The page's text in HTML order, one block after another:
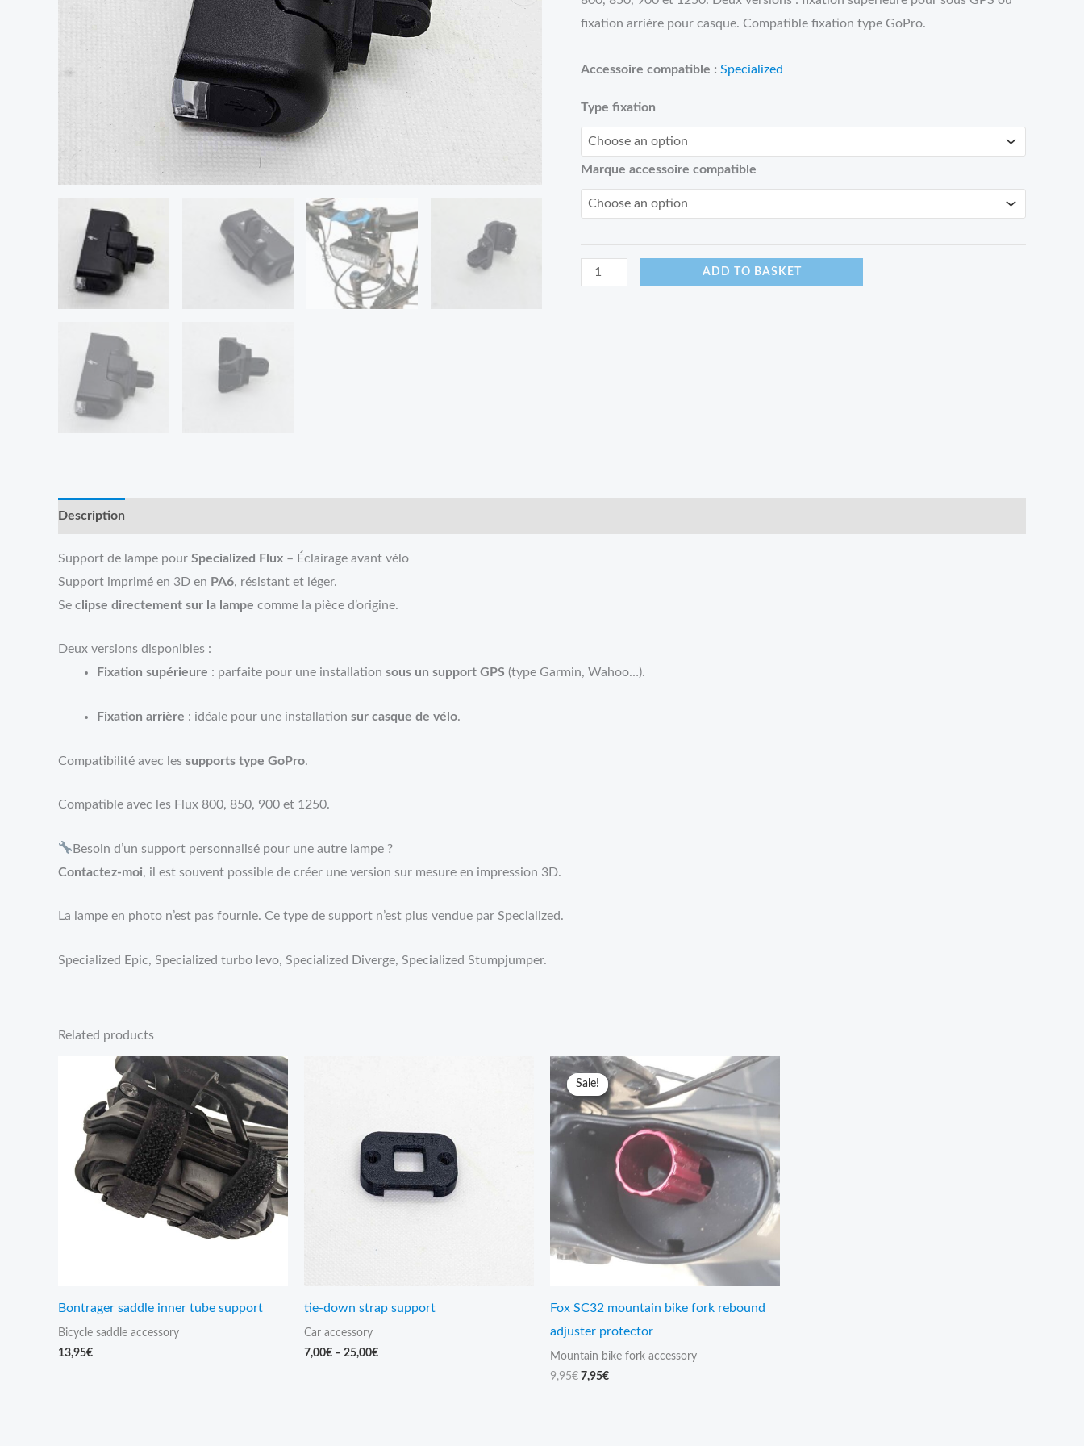
fixation arrière pour casque. Compatible fixation type GoPro.
Accessoire compatible : Specialized
Type fixation
Marque accessoire compatible
ADD TO BASKET
Description
Support de lampe pour Specialized Flux – Éclairage avant vélo
Support imprimé en 3D en PA6, résistant et léger.
Se clipse directement sur la lampe comme la pièce d’origine.
Deux versions disponibles :
Fixation supérieure : parfaite pour une installation sous un support GPS (type Garmin, Wahoo…).
Fixation arrière : idéale pour une installation sur casque de vélo.
Compatibilité avec les supports type GoPro.
Compatible avec les Flux 800, 850, 900 et 1250.
Besoin d’un support personnalisé pour une autre lampe ?
Contactez-moi, il est souvent possible de créer une version sur mesure en impression 3D.
La lampe en photo n’est pas fournie. Ce type de support n’est plus vendue par Specialized.
Specialized Epic, Specialized turbo levo, Specialized Diverge, Specialized Stumpjumper.
Related products
Bontrager saddle inner tube support
Bicycle saddle accessory
13,95€
tie-down strap support
Car accessory
7,00€ – 25,00€
Sale!
Sale!
Fox SC32 mountain bike fork rebound
adjuster protector
Mountain bike fork accessory
9,95€
Original
price
was:
9,95€.
7,95€
Current
price
is:
7,95€.